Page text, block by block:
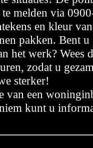
melden via
en kleur
pakken. Bent
het werk? Wees
zodat u
sterker!
van een
kunt u